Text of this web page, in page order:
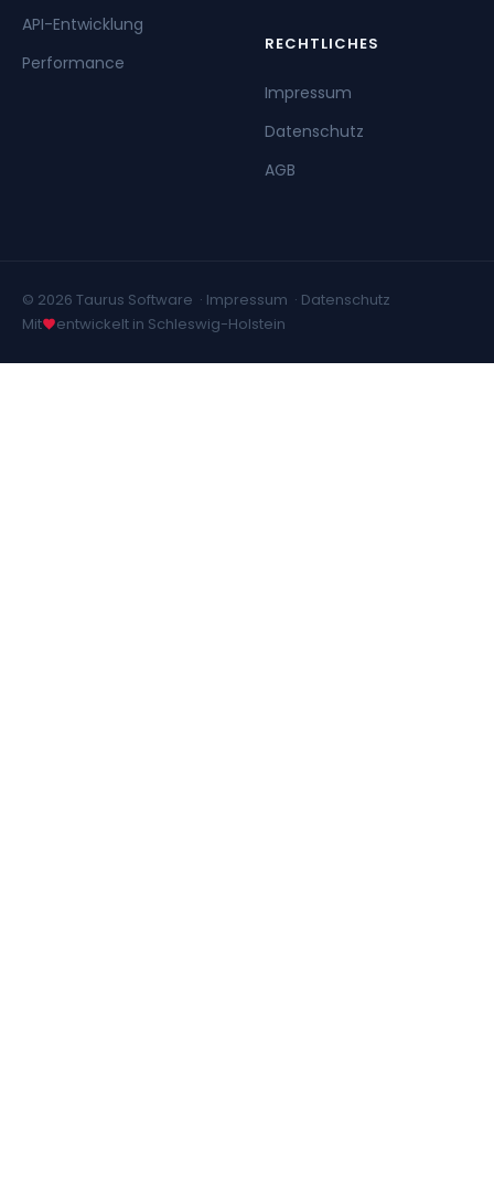
API-Entwicklung
Performance
RECHTLICHES
Impressum
Datenschutz
AGB
© 2026 Taurus Software · Impressum · Datenschutz
Mit
entwickelt in Schleswig-Holstein